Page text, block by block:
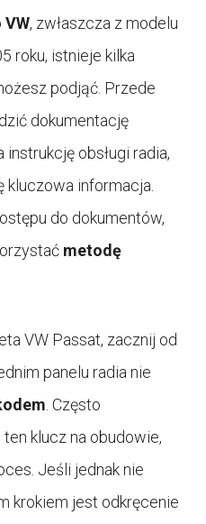
VW, zwłaszcza z modelu
roku, istnieje kilka
podjąć. Przede
dokumentację
obsługi radia,
kluczowa informacja.
do dokumentów,
metodę
VW Passat, zacznij od
panelu radia nie
. Często
klucz na obudowie,
Jeśli jednak nie
krokiem jest odkręcenie